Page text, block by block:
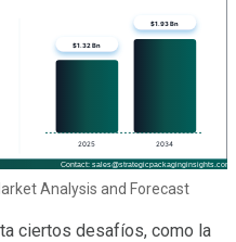
Analysis and Forecast
ciertos desafíos, como la